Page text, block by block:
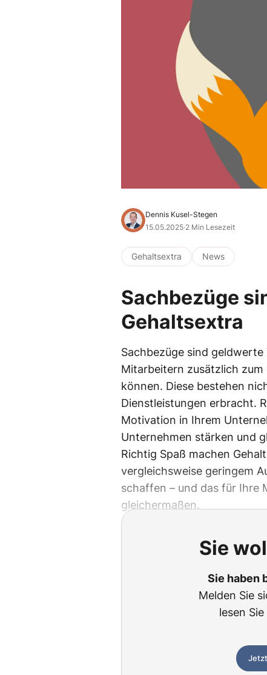
Dennis Kusel-Stegen
15.05.2025·2 Min Lesezeit
Gehaltsextra News
Sachbezüge
Gehaltsextra
Sachbezüge sind
Mitarbeitern zusätzlich
können. Diese bestehen
Dienstleistungen erbracht.
Motivation in Ihrem
Unternehmen stärken und
Richtig Spaß machen
vergleichsweise geringem
schaffen – und das für Ihre
gleichermaßen.
Sie
Sie haben
Melden Sie
lesen